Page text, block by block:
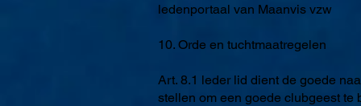
ledenportaal van Maanvis vzw
10. Orde en tuchtmaatregelen
Art. 8.1 leder lid dient de goede
stellen om een goede clubgeest